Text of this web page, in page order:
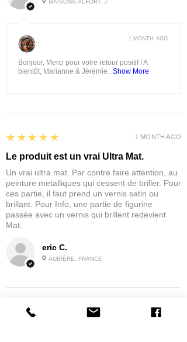
MAISONS-ALFORT, J
:
Bonjour, Merci pour votre retour positif ! A
bientôt, Marianne & Jérémie...Show More
1 MONTH AGO
eric C.
AUBIÈRE, FRANCE
5
★★★★★
Le produit est un vrai Ultra Mat.
Un vrai ultra mat. Par contre faire attention, au
peinture metalliques qui cessent de briller. Pour
ces partie, il faut prend un vernis satin ou
brillant. Pour Info, une partie de figurine
passée avec un vernis qui brillent redevient
Mat.
1 MONTH AGO
★★★★★ 1 MONTH AGO